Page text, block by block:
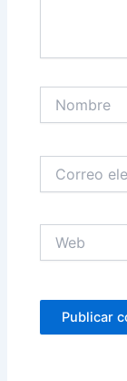
electrónico